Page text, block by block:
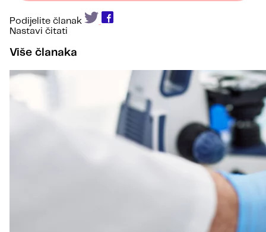
Podijelite članak
Nastavi čitati
Više članaka